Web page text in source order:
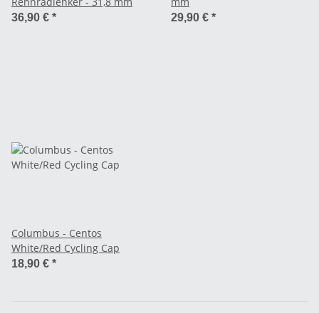
36,90 € * 29,90 € *
Columbus - Centos
White/Red Cycling Cap
18,90 € *